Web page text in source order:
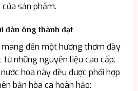
sản phẩm.
đàn ông thành đạt
đến một hương thơm đầy
từ những nguyên liệu cao cấp.
hoa này đều được phối hợp
bản hòa ca hoàn hảo: